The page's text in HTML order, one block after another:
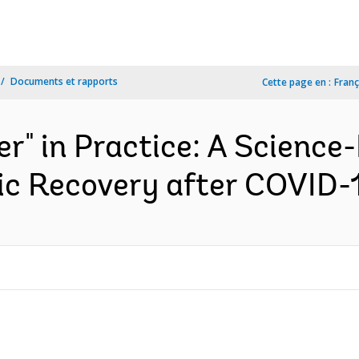
Documents et rapports Cette page en :
in Practice: A
Recovery after COVID-